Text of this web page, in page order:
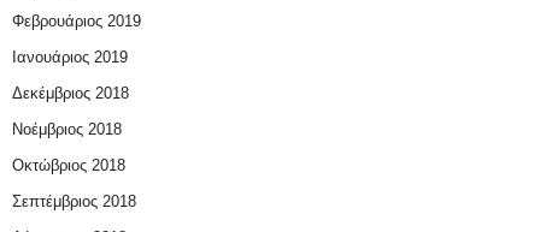
Φεβρουάριος 2019
Ιανουάριος 2019
Δεκέμβριος 2018
Νοέμβριος 2018
Οκτώβριος 2018
Σεπτέμβριος 2018